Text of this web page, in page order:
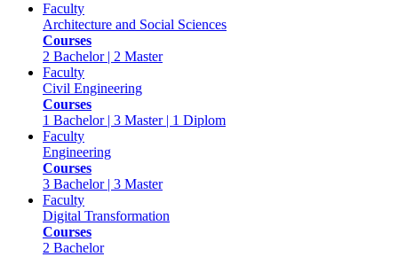
Faculty
Architecture and Social Sciences
Courses
2 Bachelor | 2 Master
Faculty
Civil Engineering
Courses
1 Bachelor | 3 Master | 1 Diplom
Faculty
Engineering
Courses
3 Bachelor | 3 Master
Faculty
Digital Transformation
Courses
2 Bachelor